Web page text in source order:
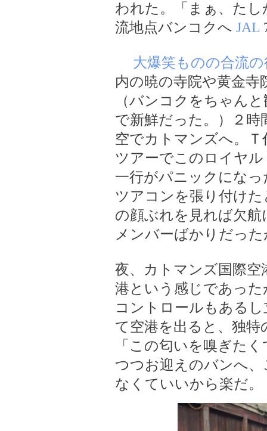
われた。「まぁ、た
流地点バンコクへ JAL
大爆笑ものの合流の
内の暁の寺院や黄金
（バンコクをちゃん
で新鮮だった。）２
空でカトマンズへ。
ツアーでこのロイヤ
一行がパニックにな
ツアコンを張り付け
の顔ぶれを見れば欠
メンバーばかりだっ
夜、カトマンズ国際空
港という感じであっ
コントロールもある
て空港を出ると、独
「この匂いを嗅ぎた
つつお迎えのバンへ
なくていいから楽だ。